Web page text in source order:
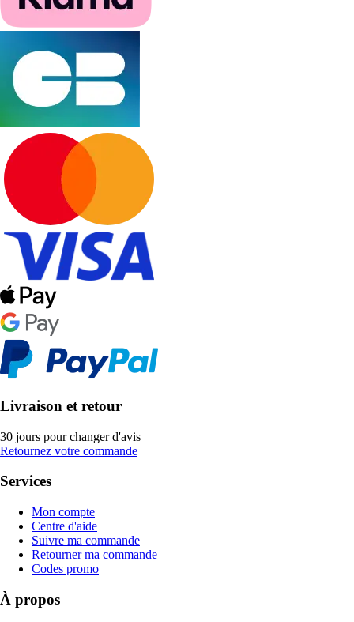
Livraison et retour
30 jours pour changer d'avis
Retournez votre commande
Services
Mon compte
Centre d'aide
Suivre ma commande
Retourner ma commande
Codes promo
À propos